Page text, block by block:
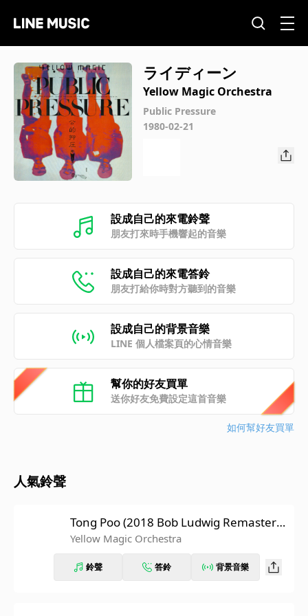
ライディーン
Yellow Magic Orchestra
Public Pressure
1980-02-21
設成自己的來電鈴聲
朋友打來時手機響起的音樂
設成自己的來電答鈴
朋友打給你時對方聽到的音樂
設成自己的背景音樂
LINE 個人檔案頁的心情音樂
幫你的好友買單
送你好友免費設定這首音樂
如何幫好友買單
人氣鈴聲
Tong Poo (2018 Bob Ludwig Remasterin
g)
Yellow Magic Orchestra
鈴聲 答鈴 背景音樂